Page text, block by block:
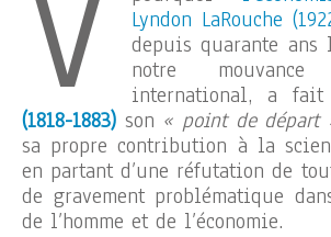
Lyndon LaRouche
depuis quarante ans
notre
international, a
(1818-1883) son « point de départ
sa propre contribution à la
en partant d’une réfutation de
de gravement problématique
de l’homme et de l’économie.